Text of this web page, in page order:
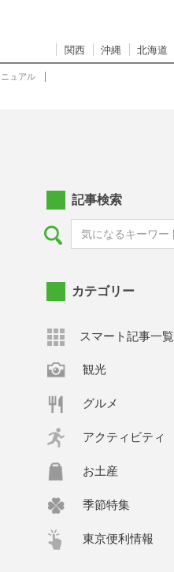
関西 沖縄 北海道
ュアル
記事検索
カテゴリー
スマート記事一覧
観光
グルメ
アクティビティ
お土産
季節特集
東京便利情報